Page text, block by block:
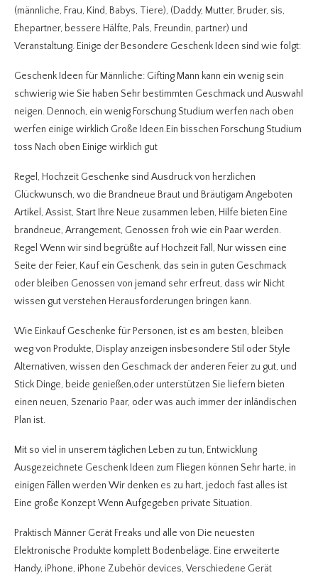
(männliche, Frau, Kind, Babys, Tiere), (Daddy, Mutter, Bruder, sis,
Ehepartner, bessere Hälfte, Pals, Freundin, partner) und
Veranstaltung. Einige der Besondere Geschenk Ideen sind wie folgt:
Geschenk Ideen für Männliche: Gifting Mann kann ein wenig sein
schwierig wie Sie haben Sehr bestimmten Geschmack und Auswahl
neigen. Dennoch, ein wenig Forschung Studium werfen nach oben
werfen einige wirklich Große Ideen.Ein bisschen Forschung Studium
toss Nach oben Einige wirklich gut
Regel, Hochzeit Geschenke sind Ausdruck von herzlichen
Glückwunsch, wo die Brandneue Braut und Bräutigam Angeboten
Artikel, Assist, Start Ihre Neue zusammen leben, Hilfe bieten Eine
brandneue, Arrangement, Genossen froh wie ein Paar werden.
Regel Wenn wir sind begrüßte auf Hochzeit Fall, Nur wissen eine
Seite der Feier, Kauf ein Geschenk, das sein in guten Geschmack
oder bleiben Genossen von jemand sehr erfreut, dass wir Nicht
wissen gut verstehen Herausforderungen bringen kann.
Wie Einkauf Geschenke für Personen, ist es am besten, bleiben
weg von Produkte, Display anzeigen insbesondere Stil oder Style
Alternativen, wissen den Geschmack der anderen Feier zu gut, und
Stick Dinge, beide genießen,oder unterstützen Sie liefern bieten
einen neuen, Szenario Paar, oder was auch immer der inländischen
Plan ist.
Mit so viel in unserem täglichen Leben zu tun, Entwicklung
Ausgezeichnete Geschenk Ideen zum Fliegen können Sehr harte, in
einigen Fällen werden Wir denken es zu hart, jedoch fast alles ist
Eine große Konzept Wenn Aufgegeben private Situation.
Praktisch Männer Gerät Freaks und alle von Die neuesten
Elektronische Produkte komplett Bodenbeläge. Eine erweiterte
Handy, iPhone, iPhone Zubehör devices, Verschiedene Gerät